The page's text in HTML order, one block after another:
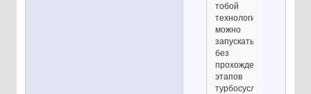
тобой
технологиям
можно
запускать
без
прохождения
этапов
турбосуслика